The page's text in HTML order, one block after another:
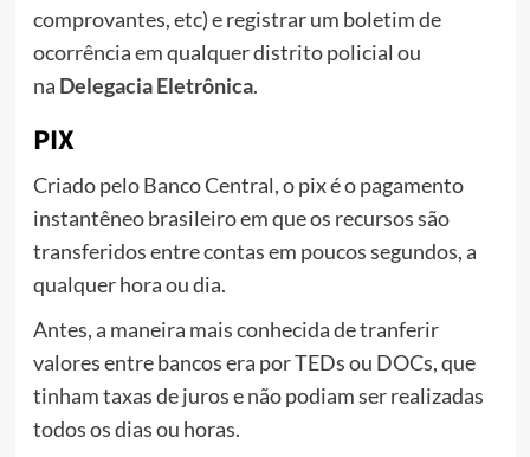
comprovantes, etc) e registrar um boletim de
ocorrência em qualquer distrito policial ou
na Delegacia Eletrônica.
PIX
Criado pelo Banco Central, o pix é o pagamento
instantêneo brasileiro em que os recursos são
transferidos entre contas em poucos segundos, a
qualquer hora ou dia.
Antes, a maneira mais conhecida de tranferir
valores entre bancos era por TEDs ou DOCs, que
tinham taxas de juros e não podiam ser realizadas
todos os dias ou horas.